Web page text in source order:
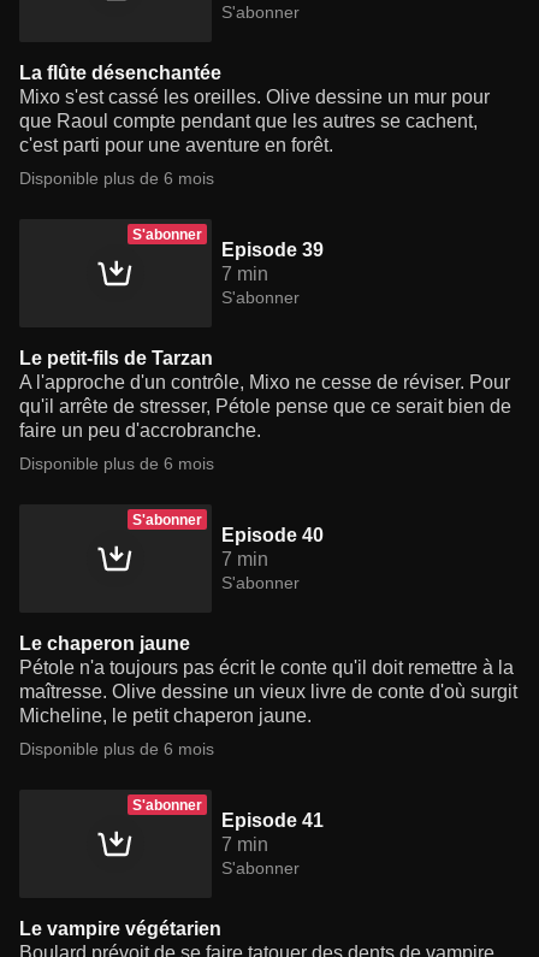
S'abonner
La flûte désenchantée
Mixo s'est cassé les oreilles. Olive dessine un mur pour
que Raoul compte pendant que les autres se cachent,
c'est parti pour une aventure en forêt.
Disponible plus de 6 mois
S'abonner
Episode 39
7 min
S'abonner
Le petit-fils de Tarzan
A l'approche d'un contrôle, Mixo ne cesse de réviser. Pour
qu'il arrête de stresser, Pétole pense que ce serait bien de
faire un peu d'accrobranche.
Disponible plus de 6 mois
S'abonner
Episode 40
7 min
S'abonner
Le chaperon jaune
Pétole n'a toujours pas écrit le conte qu'il doit remettre à la
maîtresse. Olive dessine un vieux livre de conte d'où surgit
Micheline, le petit chaperon jaune.
Disponible plus de 6 mois
S'abonner
Episode 41
7 min
S'abonner
Le vampire végétarien
Boulard prévoit de se faire tatouer des dents de vampire